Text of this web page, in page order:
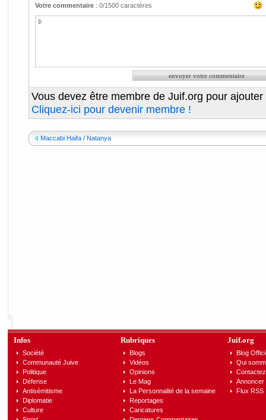
Votre commentaire: 0/1500 caractères
Vous devez être membre de Juif.org pour
Cliquez-ici pour devenir membre !
Maccabi Haifa / Natanya
Infos
Société
Communauté Juive
Politique
Défense
Antisémitisme
Diplomatie
Culture
Rubriques
Blogs
Vidéos
Opinions
Le Mag
La Personnalité de la semaine
Reportages
Caricatures
Juif.org
Blog
Qui
Annoncer
Flux RSS